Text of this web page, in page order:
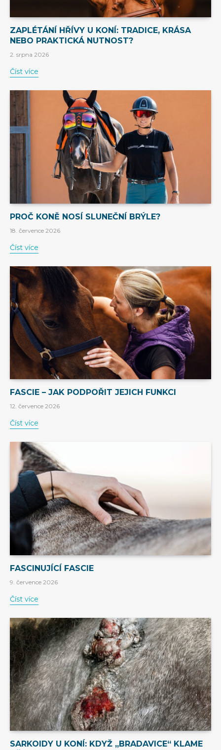
ZAPLÉTÁNÍ HŘÍVY U KONÍ: TRADICE, KRÁSA
NEBO PRAKTICKÁ NUTNOST?
2. srpna 2026
Číst více
PROČ KONĚ NOSÍ SLUNEČNÍ BRÝLE?
18. července 2026
Číst více
FASCIE – JAK PODPOŘIT JEJICH FUNKCI
12. července 2026
Číst více
FASCINUJÍCÍ FASCIE
9. července 2026
Číst více
SARKOIDY U KONÍ: KDYŽ „BRADAVICE“ KLAME